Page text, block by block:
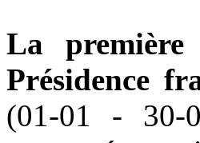
La
Présidence
(01-01 - 30-